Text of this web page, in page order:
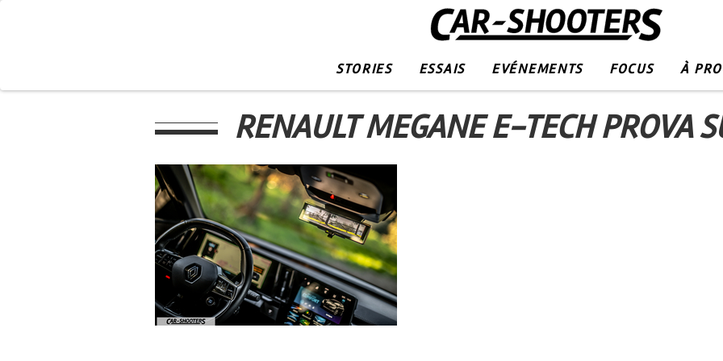
STORIES ESSAIS EVÉNEMENTS FOCUS À
RENAULT MEGANE E-TECH PROVA